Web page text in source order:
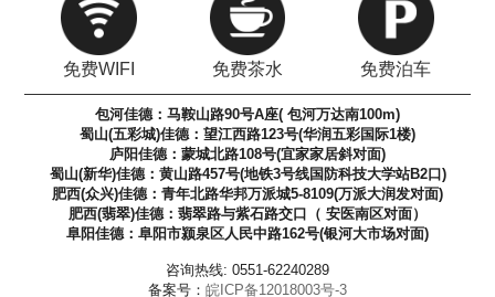
免费WIFI 免费茶水 免费泊车
包河佳德：马鞍山路90号A座( 包河万达南100m)
蜀山(五彩城)佳德：望江西路123号(华润五彩国际1楼)
庐阳佳德：蒙城北路108号(宜家家居斜对面)
蜀山(新华)佳德：黄山路457号(地铁3号线国防科技大学站B2口)
肥西(众兴)佳德：青年北路华邦万派城5-8109(万派大润发对面)
肥西(翡翠)佳德：翡翠路与紫石路交口（ 安医南区对面）
阜阳佳德：阜阳市颍泉区人民中路162号(银河大市场对面)
咨询热线: 0551-62240289
备案号： 皖ICP备12018003号-3